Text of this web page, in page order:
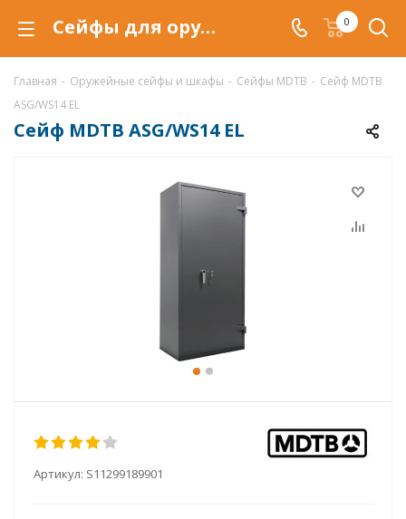
Сейфы для оружия MDTB ASG/WS14 EL купить по низкой цене в Красноярске, продажа оружейных сейфов MDTB ASG/WS14 EL 0
Главная - Оружейные сейфы и шкафы - Сейфы MDTB - Сейф MDTB
ASG/WS14 EL
Сейф MDTB ASG/WS14 EL
Артикул: S11299189901